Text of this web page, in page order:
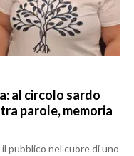
al circolo sardo
parole, memoria
pubblico nel cuore di uno